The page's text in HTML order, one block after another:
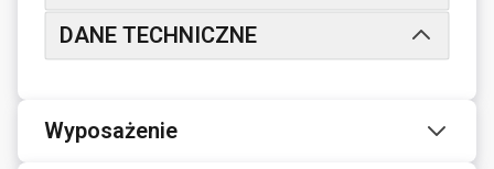
DANE TECHNICZNE
Wyposażenie